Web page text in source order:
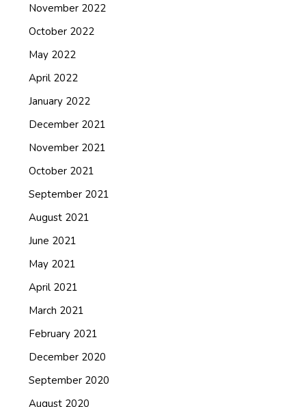
November 2022
October 2022
May 2022
April 2022
January 2022
December 2021
November 2021
October 2021
September 2021
August 2021
June 2021
May 2021
April 2021
March 2021
February 2021
December 2020
September 2020
August 2020